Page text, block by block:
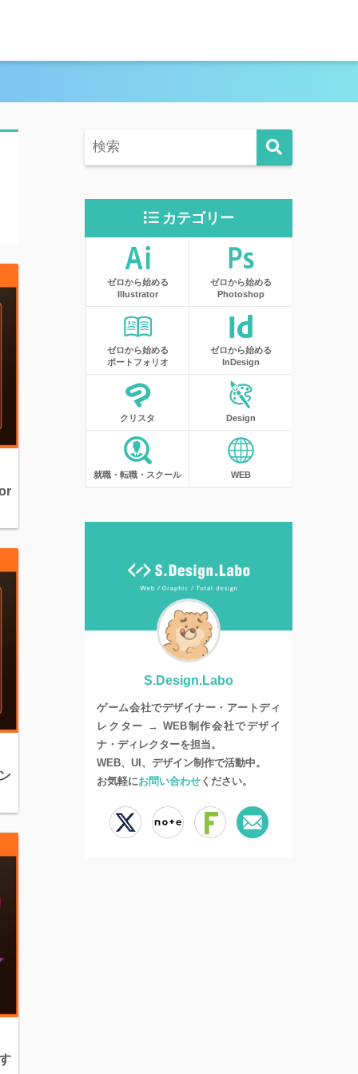
カテゴリー
ゼロから始める
Illustrator
ゼロから始める
Photoshop
ゼロから始める
ポートフォリオ
ゼロから始める
InDesign
クリスタ Design
就職・転職・スクール WEB
S.Design.Labo
ゲーム会社でデザイナー・アートディ
レクター → WEB制作会社でデザイ
ナ・ディレクターを担当。
WEB、UI、デザイン制作で活動中。
お気軽にお問い合わせ ください。